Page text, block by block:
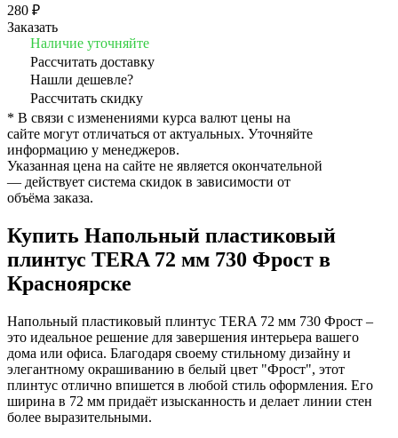
280 ₽
Заказать
Наличие уточняйте
Рассчитать доставку
Нашли дешевле?
Рассчитать скидку
* В связи с изменениями курса валют цены на
сайте могут отличаться от актуальных. Уточняйте
информацию у менеджеров.
Указанная цена на сайте не является окончательной
— действует система скидок в зависимости от
объёма заказа.
Купить Напольный пластиковый
плинтус TERA 72 мм 730 Фрост в
Красноярске
Напольный пластиковый плинтус TERA 72 мм 730 Фрост –
это идеальное решение для завершения интерьера вашего
дома или офиса. Благодаря своему стильному дизайну и
элегантному окрашиванию в белый цвет "Фрост", этот
плинтус отлично впишется в любой стиль оформления. Его
ширина в 72 мм придаёт изысканность и делает линии стен
более выразительными.